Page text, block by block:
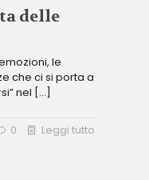
delle
le
che ci si porta a
nel […]
0 Leggi tutto